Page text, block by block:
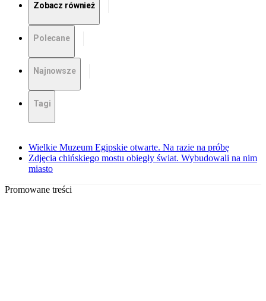
Zobacz również
Polecane
Najnowsze
Tagi
Wielkie Muzeum Egipskie otwarte. Na razie na próbę
Zdjęcia chińskiego mostu obiegły świat. Wybudowali na nim
miasto
Promowane treści